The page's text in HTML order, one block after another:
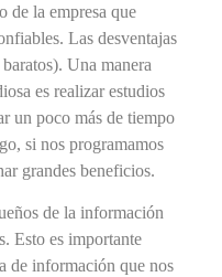
de la empresa que
Las desventajas
Una manera
es realizar estudios
un poco más de tiempo
si nos programamos
grandes beneficios.
de la información
Esto es importante
de información que nos